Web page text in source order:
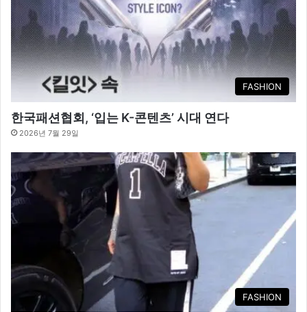
FASHION
한국패션협회, ‘입는 K-콘텐츠’ 시대 연다
2026년 7월 29일
FASHION